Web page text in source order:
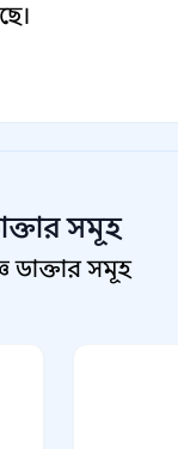
সমূহ
সমূহ